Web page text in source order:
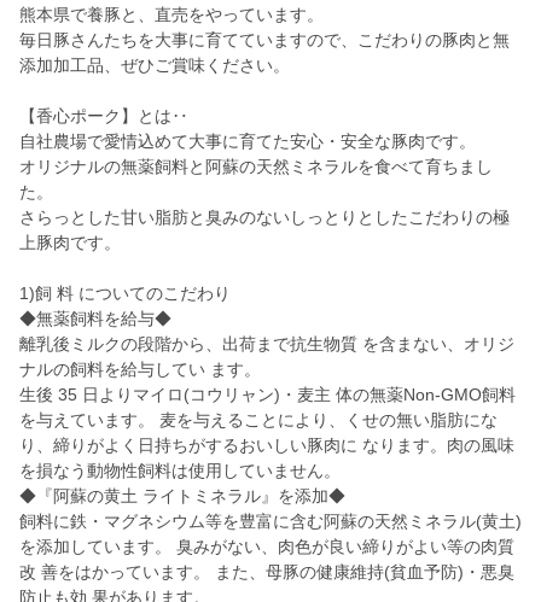
熊本県で養豚と、直売をやっています。
毎日豚さんたちを大事に育てていますので、こだわりの豚肉と無
添加加工品、ぜひご賞味ください。
【香心ポーク】とは‥
自社農場で愛情込めて大事に育てた安心・安全な豚肉です。
オリジナルの無薬飼料と阿蘇の天然ミネラルを食べて育ちまし
た。
さらっとした甘い脂肪と臭みのないしっとりとしたこだわりの極
上豚肉です。
1)飼 料 についてのこだわり
◆無薬飼料を給与◆
離乳後ミルクの段階から、出荷まで抗生物質 を含まない、オリジ
ナルの飼料を給与してい ます。
生後 35 日よりマイロ(コウリャン)・麦主 体の無薬Non-GMO飼料
を与えています。 麦を与えることにより、くせの無い脂肪にな
り、締りがよく日持ちがするおいしい豚肉に なります。肉の風味
を損なう動物性飼料は使用していません。
◆『阿蘇の黄土 ライトミネラル』を添加◆
飼料に鉄・マグネシウム等を豊富に含む阿蘇の天然ミネラル(黄土)
を添加しています。 臭みがない、肉色が良い締りがよい等の肉質
改 善をはかっています。 また、母豚の健康維持(貧血予防)・悪臭
防止も効 果があります。